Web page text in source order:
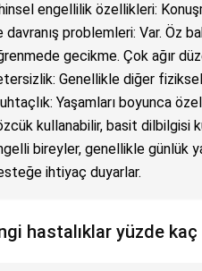
engellilik özellikleri:
davranış problemleri: Var. Öz
gecikme. Çok ağır
Genellikle diğer
Yaşamları boyunca
kullanabilir, basit dilbilgisi
bireyler, genellikle günlük
ihtiyaç duyarlar.
hastalıklar yüzde